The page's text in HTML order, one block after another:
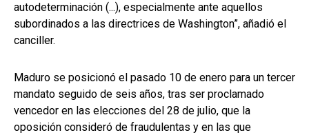
autodeterminación (...), especialmente ante aquellos
subordinados a las directrices de Washington”, añadió el
canciller.
Maduro se posicionó el pasado 10 de enero para un tercer
mandato seguido de seis años, tras ser proclamado
vencedor en las elecciones del 28 de julio, que la
oposición consideró de fraudulentas y en las que